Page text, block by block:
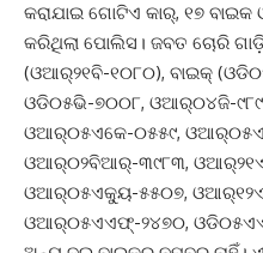
କରାଯାଇ ଗୋଟିଏ କାର୍‌, ୧୭
କରିଥିଲା ପୋଲିସ। ଜବତ ଚୋରି
(ଓଆର୍‌୨୧ବି-୧୦୮୦), ବାଇକ୍‌
ଓଡି୦୫ଭି-୭୦୦୮, ଓଆର୍‌୦୪ଜି-
ଓଆର୍‌୦୫ଏକେ-୦୫୫୯,
ଓଆର୍‌୦୨ବିଆର୍‌-୩୯୮୩,
ଓଆର୍‌୦୫ଏକ୍ୟୁ-୫୫୦୭,
ଓଆର୍‌୦୫ଏଏଫ୍‌-୨୪୭୦,